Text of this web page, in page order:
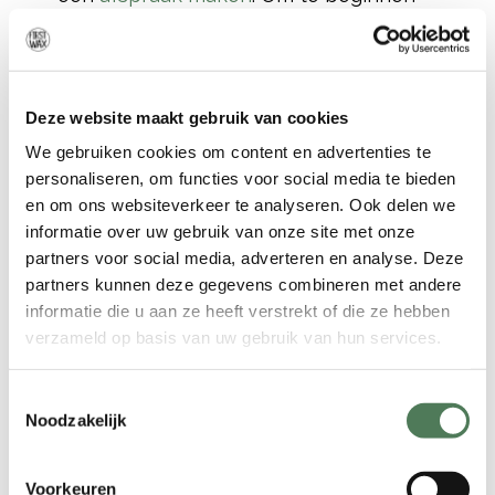
Deze website maakt gebruik van cookies
We gebruiken cookies om content en advertenties te
personaliseren, om functies voor social media te bieden
en om ons websiteverkeer te analyseren. Ook delen we
informatie over uw gebruik van onze site met onze
partners voor social media, adverteren en analyse. Deze
partners kunnen deze gegevens combineren met andere
informatie die u aan ze heeft verstrekt of die ze hebben
verzameld op basis van uw gebruik van hun services.
Noodzakelijk
Voorkeuren
hoeft u zich een tijdje niet te scheren.
gedesinfecteerd. Daarna brengt onze
Combinal aan, cosmetica van de hoogst
haalbare kwaliteit. De vloeibare, hete
wax wordt met een spateltje
aangebracht. Na een paar seconde
wordt de wax hard en trekt de
specialiste het er in een snelle
Bikinilijn waxen
Naast Brazilian Wax kunnen wij ook uw
overBikini-ontharing
, dan hebben we